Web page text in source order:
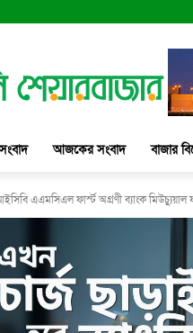
আজকের সংবাদ বাজার
এএমসিএল ফার্স্ট অগ্রণী ব্যাংক